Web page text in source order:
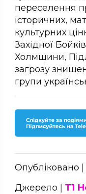
переселення
історичних,
культурних
Західної
Холмщини,
загрозу
групи
Опубліковано |
Джерело | Т1